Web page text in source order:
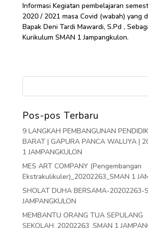
Informasi Kegiatan pembelajaran
2020 / 2021 masa Covid (wabah) yang
Bapak Deni Tardi Mawardi, S.Pd ,
Kurikulum SMAN 1 Jampangkulon.
Pos-pos Terbaru
9 LANGKAH PEMBANGUNAN
BARAT | GAPURA PANCA WALUYA |
1 JAMPANGKULON
MES ART COMPANY (Pengembangan
Ekstrakulikuler)_20202263_SMAN 1
SHOLAT DUHA BERSAMA-20202263-
JAMPANGKULON
MEMBANTU ORANG TUA SEPULANG
SEKOLAH_20202263_SMAN 1